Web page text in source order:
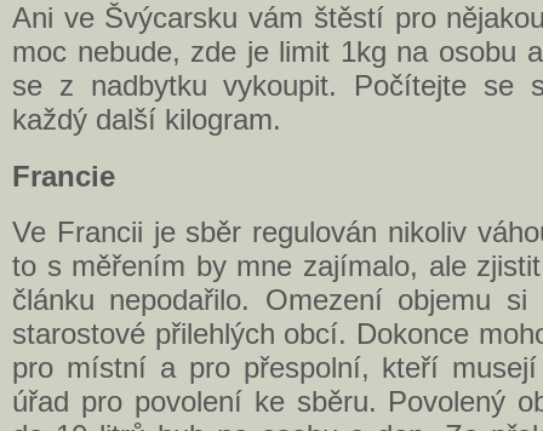
Ani ve Švýcarsku vám štěstí pro
moc nebude, zde je limit 1kg na osobu
se z nadbytku vykoupit. Počítejte se
každý další kilogram.
Francie
Ve Francii je sběr regulován nikoliv
to s měřením by mne zajímalo, ale
článku nepodařilo. Omezení objemu
starostové přilehlých obcí. Dokonce
pro místní a pro přespolní, kteří
úřad pro povolení ke sběru. Povolený